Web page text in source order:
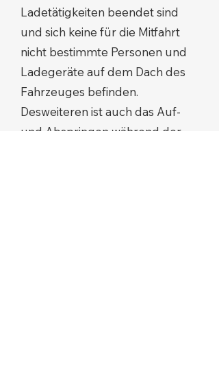
Ladetätigkeiten beendet sind
und sich keine für die Mitfahrt
nicht bestimmte Personen und
Ladegeräte auf dem Dach des
Fahrzeuges befinden.
Desweiteren ist auch das Auf-
und Abspringen während der